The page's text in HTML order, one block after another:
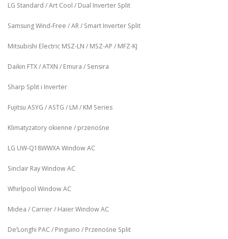
LG Standard / Art Cool / Dual Inverter Split
Samsung Wind-Free / AR / Smart Inverter Split
Mitsubishi Electric MSZ‑LN / MSZ‑AP / MFZ-KJ
Daikin FTX / ATXN / Emura / Sensira
Sharp Split i Inverter
Fujitsu ASYG / ASTG / LM / KM Series
Klimatyzatory okienne / przenośne
LG UW‑Q18WWXA Window AC
Sinclair Ray Window AC
Whirlpool Window AC
Midea / Carrier / Haier Window AC
De’Longhi PAC / Pinguino / Przenośne Split